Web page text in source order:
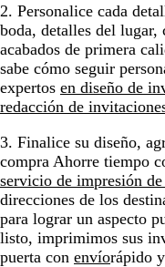
2. Personalice cada
boda, detalles del
acabados de primera
sabe cómo seguir
expertos en diseño de
redacción de
3. Finalice su diseño,
compra Ahorre tiempo
servicio de impresión
direcciones de los
para lograr un aspecto
listo, imprimimos sus
puerta con envíorápido